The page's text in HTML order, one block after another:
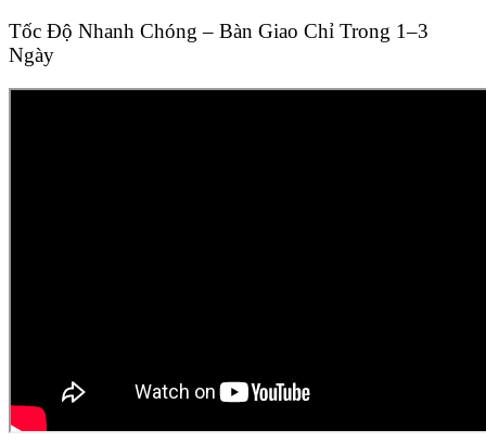
Tốc Độ Nhanh Chóng – Bàn Giao Chỉ Trong 1–3
Ngày